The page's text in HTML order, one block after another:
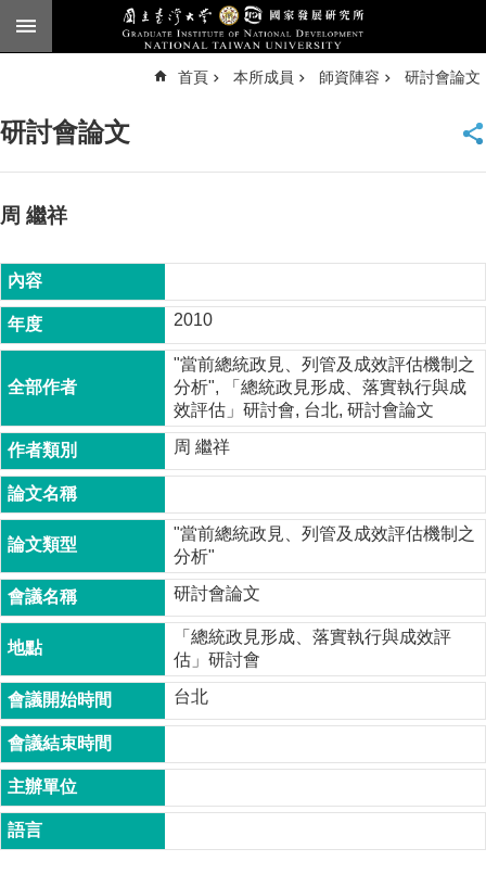
跳到主要內容區塊
臺
頁
公
告
本
簡
本
所
成
員
士
班
碩
士
班
在
職
專
班
學
首頁 本所成員 師資陣容 研討會論文
研討會論文
周 繼祥
2010
"當前總統政見、列管及成效評估機制之
分析", 「總統政見形成、落實執行與成
效評估」研討會, 台北, 研討會論文
周 繼祥
"當前總統政見、列管及成效評估機制之
分析"
研討會論文
「總統政見形成、落實執行與成效評
估」研討會
台北